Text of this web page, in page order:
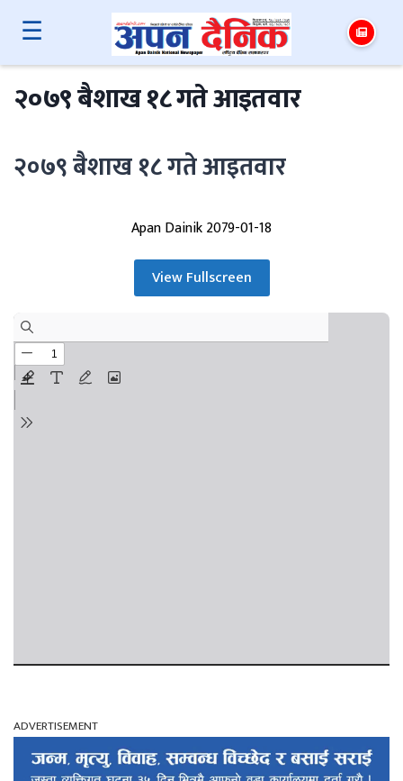
☰
२०७९ बैशाख १८ गते आइतवार
२०७९ बैशाख १८ गते आइतवार
Apan Dainik 2079-01-18
View Fullscreen
ADVERTISEMENT